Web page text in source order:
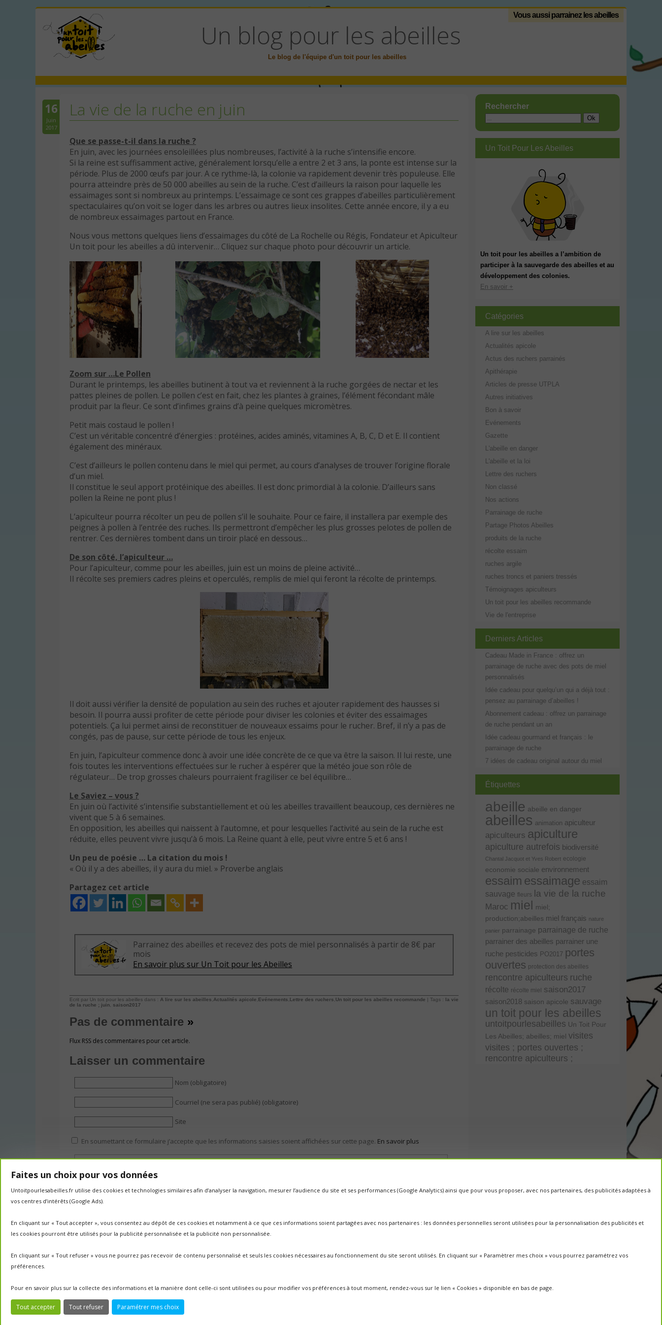
Faites un choix pour vos données
Untoitpourlesabeilles.fr utilise des cookies et technologies similaires afin d’analyser la navigation, mesurer l’audience du site et ses performances (Google Analytics) ainsi que pour vous proposer, avec nos partenaires, des publicités adaptées à
vos centres d’intérêts (Google Ads).
En cliquant sur « Tout accepter », vous consentez au dépôt de ces cookies et notamment à ce que ces informations soient partagées avec nos partenaires : les données personnelles seront utilisées pour la personnalisation des publicités et
les cookies pourront être utilisés pour la publicité personnalisée et la publicité non personnalisée.
En cliquant sur « Tout refuser » vous ne pourrez pas recevoir de contenu personnalisé et seuls les cookies nécessaires au fonctionnement du site seront utilisés. En cliquant sur « Paramètrer mes choix » vous pourrez paramétrez vos
préférences.
Pour en savoir plus sur la collecte des informations et la manière dont celle-ci sont utilisées ou pour modifier vos préférences à tout moment, rendez-vous sur le lien « Cookies » disponible en bas de page.
Tout accepter Tout refuser Paramétrer mes choix
Vous aussi parrainez les abeilles
Un blog pour les abeilles
Le blog de l'équipe d'un toit pour les abeilles
16
Juin
2017
La vie de la ruche en juin
Que se passe-t-il dans la ruche ?
En juin, avec les journées ensoleillées plus nombreuses, l’activité à la ruche s’intensifie encore.
Si la reine est suffisamment active, généralement lorsqu’elle a entre 2 et 3 ans, la ponte est intense sur la
période. Plus de 2000 œufs par jour. A ce rythme-là, la colonie va rapidement devenir très populeuse. Elle
pourra atteindre près de 50 000 abeilles au sein de la ruche. C’est d’ailleurs la raison pour laquelle les
essaimages sont si nombreux au printemps. L’essaimage ce sont ces grappes d’abeilles particulièrement
spectaculaires qu’on voit se loger dans les arbres ou autres lieux insolites. Cette année encore, il y a eu
de nombreux essaimages partout en France.
Nous vous mettons quelques liens d’essaimages du côté de La Rochelle ou Régis, Fondateur et Apiculteur
Un toit pour les abeilles a dû intervenir… Cliquez sur chaque photo pour découvrir un article.
Zoom sur …Le Pollen
Durant le printemps, les abeilles butinent à tout va et reviennent à la ruche gorgées de nectar et les
pattes pleines de pollen. Le pollen c’est en fait, chez les plantes à graines, l’élément fécondant mâle
produit par la fleur. Ce sont d’infimes grains d’à peine quelques micromètres.
Petit mais costaud le pollen !
C’est un véritable concentré d’énergies : protéines, acides aminés, vitamines A, B, C, D et E. Il contient
également des minéraux.
C’est d’ailleurs le pollen contenu dans le miel qui permet, au cours d’analyses de trouver l’origine florale
d’un miel.
Il constitue le seul apport protéinique des abeilles. Il est donc primordial à la colonie. D’ailleurs sans
pollen la Reine ne pont plus !
L’apiculteur pourra récolter un peu de pollen s’il le souhaite. Pour ce faire, il installera par exemple des
peignes à pollen à l’entrée des ruches. Ils permettront d’empêcher les plus grosses pelotes de pollen de
rentrer. Ces dernières tombent dans un tiroir placé en dessous…
De son côté, l’apiculteur …
Pour l’apiculteur, comme pour les abeilles, juin est un moins de pleine activité…
Il récolte ses premiers cadres pleins et operculés, remplis de miel qui feront la récolte de printemps.
Il doit aussi vérifier la densité de population au sein des ruches et ajouter rapidement des hausses si
besoin. Il pourra aussi profiter de cette période pour diviser les colonies et éviter des essaimages
potentiels. Ça lui permet ainsi de reconstituer de nouveaux essaims pour le rucher. Bref, il n’y a pas de
congés, pas de pause, sur cette période de tous les enjeux.
En juin, l’apiculteur commence donc à avoir une idée concrète de ce que va être la saison. Il lui reste, une
fois toutes les interventions effectuées sur le rucher à espérer que la météo joue son rôle de
régulateur… De trop grosses chaleurs pourraient fragiliser ce bel équilibre…
Le Saviez – vous ?
En juin où l’activité s’intensifie substantiellement et où les abeilles travaillent beaucoup, ces dernières ne
vivent que 5 à 6 semaines.
En opposition, les abeilles qui naissent à l’automne, et pour lesquelles l’activité au sein de la ruche est
réduite, elles peuvent vivre jusqu’à 6 mois. La Reine quant à elle, peut vivre entre 5 et 6 ans !
Un peu de poésie … La citation du mois !
« Où il y a des abeilles, il y aura du miel. » Proverbe anglais
Partagez cet article
Parrainez des abeilles et recevez des pots de miel personnalisés à partir de 8€ par
mois
En savoir plus sur Un Toit pour les Abeilles
Ecrit par Un toit pour les abeilles dans : A lire sur les abeilles Actualités apicole Evénements Lettre des ruchers Un toit pour les abeilles recommande | Tags : la vie
de la ruche ; juin
saison2017
Pas de commentaire »
Flux RSS des commentaires pour cet article.
Laisser un commentaire
Nom (obligatoire)
Courriel (ne sera pas publié) (obligatoire)
Site
En soumettant ce formulaire j’accepte que les informations saisies soient affichées sur cette page. En savoir plus
Rechercher
Un Toit Pour Les Abeilles
Un toit pour les abeilles a l’ambition de
participer à la sauvegarde des abeilles et au
développement des colonies.
En savoir +
Catégories
A lire sur les abeilles
Actualités apicole
Actus des ruchers parrainés
Apithérapie
Articles de presse UTPLA
Autres initiatives
Bon à savoir
Evénements
Gazette
L'abeille en danger
L'abeille et la loi
Lettre des ruchers
Non classé
Nos actions
Parrainage de ruche
Partage Photos Abeilles
produits de la ruche
récolte essaim
ruches argile
ruches troncs et paniers tressés
Témoignages apiculteurs
Un toit pour les abeilles recommande
Vie de l'entreprise
Derniers Articles
Cadeau Made in France : offrez un
parrainage de ruche avec des pots de miel
personnalisés
Idée cadeau pour quelqu’un qui a déjà tout :
pensez au parrainage d’abeilles !
Abonnement cadeau : offrez un parrainage
de ruche pendant un an
Idée cadeau gourmand et français : le
parrainage de ruche
7 idées de cadeau original autour du miel
Étiquettes
abeille abeille en danger
abeilles animation apiculteur
apiculteurs apiculture
apiculture autrefois biodiversité
Chantal Jacquot et Yves Robert ecologie
economie sociale environnement
essaim essaimage essaim
sauvage fleurs la vie de la ruche
Maroc miel
miel;
production;abeilles miel français nature
panier parrainage parrainage de ruche
parrainer des abeilles parrainer une
ruche pesticides PO2017 portes
ouvertes protection des abeilles
rencontre apiculteurs ruche
récolte récolte miel saison2017
saison2018 saison apicole sauvage
un toit pour les abeilles
untoitpourlesabeilles Un Toit Pour
Les Abeilles; abeilles; miel visites
visites ; portes ouvertes ;
rencontre apiculteurs ;